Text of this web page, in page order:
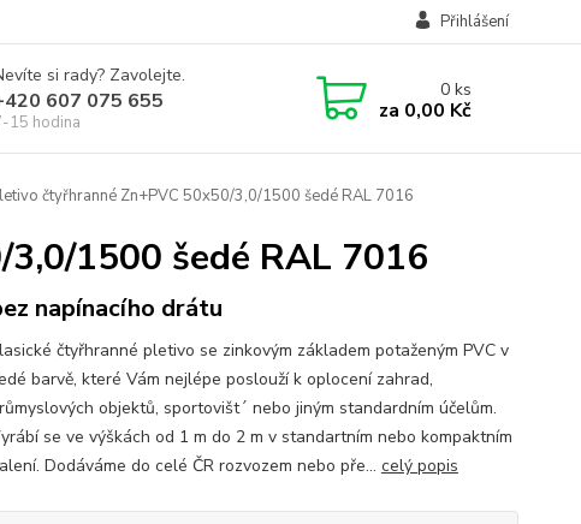
Přihlášení
si rady? Zavolejte.
607 075 655
15 hodina
0ks
za 0,00 Kč
čtyřhranné Zn+PVC 50x50/3,0/1500 šedé RAL 7016
1500 šedé RAL 7016
napínacího drátu
čtyřhranné pletivo se zinkovým základem potaženým PVC v
barvě, které Vám nejlépe poslouží k oplocení zahrad,
objektů, sportovišt´ nebo jiným standardním účelům.
se ve výškách od 1 m do 2 m v standartním nebo kompaktním
Dodáváme do celé ČR rozvozem nebo pře... celý popis